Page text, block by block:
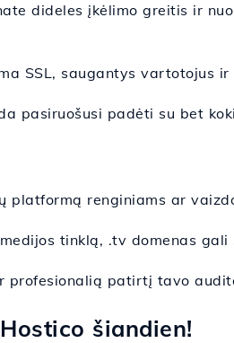
dideles įkėlimo greitis ir
SSL, saugantys vartotojus
pasiruošusi padėti su bet
platformą renginiams ar
medijos tinklą, .tv domenas
profesionalią patirtį tavo
šiandien!